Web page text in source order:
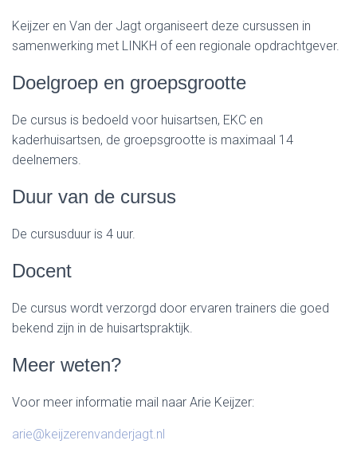
Keijzer en Van der Jagt organiseert deze cursussen in
samenwerking met LINKH of een regionale opdrachtgever.
Doelgroep en groepsgrootte
De cursus is bedoeld voor huisartsen, EKC en
kaderhuisartsen, de groepsgrootte is maximaal 14
deelnemers.
Duur van de cursus
De cursusduur is 4 uur.
Docent
De cursus wordt verzorgd door ervaren trainers die goed
bekend zijn in de huisartspraktijk.
Meer weten?
Voor meer informatie mail naar Arie Keijzer:
arie@keijzerenvanderjagt.nl